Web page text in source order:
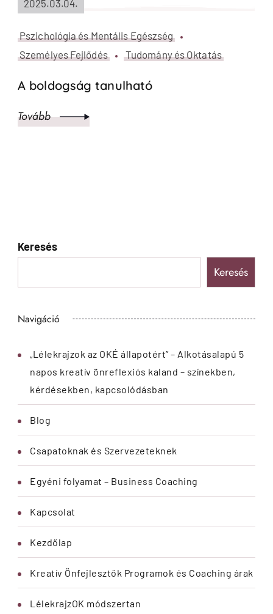
2025.03.04.
Pszichológia és Mentális Egészség
Személyes Fejlődés
Tudomány és Oktatás
A boldogság tanulható
Tovább
Keresés
Keresés
Navigáció
„Lélekrajzok az OKÉ állapotért” – Alkotásalapú 5
napos kreatív önreflexiós kaland – színekben,
kérdésekben, kapcsolódásban
Blog
Csapatoknak és Szervezeteknek
Egyéni folyamat – Business Coaching
Kapcsolat
Kezdőlap
Kreatív Önfejlesztők Programok és Coaching árak
LélekrajzOK módszertan